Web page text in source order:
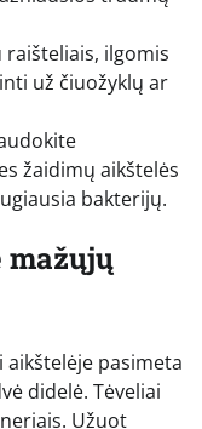
raišteliais, ilgomis
už čiuožyklų ar
žaidimų aikštelės
bakterijų.
mažųjų
aikštelėje pasimeta
didelė. Tėveliai
Užuot